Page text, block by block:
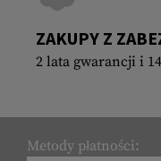
ZAKUPY Z
2 lata gwarancji i
Metody płatności: